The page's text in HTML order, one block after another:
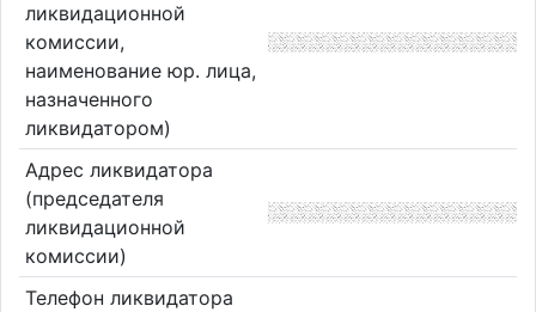
ликвидационной
комиссии,
наименование юр. лица,
назначенного
ликвидатором)
Адрес ликвидатора
(председателя
ликвидационной
комиссии)
Телефон ликвидатора